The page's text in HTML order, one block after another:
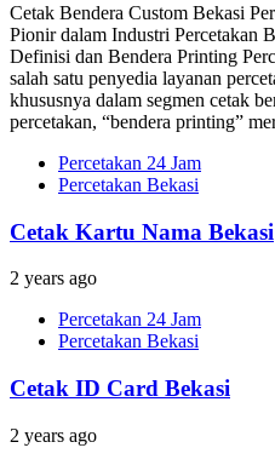
Cetak Bendera Custom Bekasi
Pionir dalam Industri Percetakan
Definisi dan Bendera Printing
salah satu penyedia layanan
khususnya dalam segmen cetak
percetakan, “bendera printing”
Percetakan 24 Jam
Percetakan Bekasi
Cetak Kartu Nama Bekasi
2 years ago
Percetakan 24 Jam
Percetakan Bekasi
Cetak ID Card Bekasi
2 years ago